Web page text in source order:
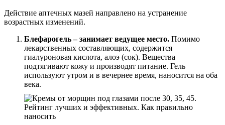
Действие аптечных мазей направлено на устранение
возрастных изменений.
Блефарогель – занимает ведущее место. Помимо
лекарственных составляющих, содержится
гиалуроновая кислота, алоэ (сок). Вещества
подтягивают кожу и производят питание. Гель
используют утром и в вечернее время, наносится на оба
века.